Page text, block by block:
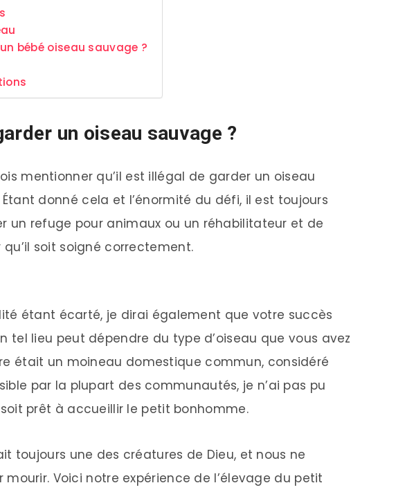
bébé oiseau sauvage ?
un oiseau sauvage ?
mentionner qu’il est illégal de garder un oiseau
donné cela et l’énormité du défi, il est toujours
un refuge pour animaux ou un réhabilitateur et de
soit soigné correctement.
étant écarté, je dirai également que votre succès
tel lieu peut dépendre du type d’oiseau que vous avez
était un moineau domestique commun, considéré
par la plupart des communautés, je n’ai pas pu
prêt à accueillir le petit bonhomme.
toujours une des créatures de Dieu, et nous ne
mourir. Voici notre expérience de l’élevage du petit